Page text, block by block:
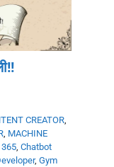
CREATOR
MACHINE
365 Chatbot
, Gym